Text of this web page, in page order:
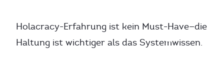
Holacracy-Erfahrung ist kein Must-Have—die
Haltung ist wichtiger als das Systemwissen.